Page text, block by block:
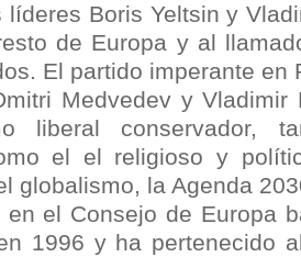
líderes Boris Yeltsin y
de Europa y al
El partido imperante en
Medvedev y
liberal conservador,
el el religioso y
globalismo, la Agenda
en el Consejo de Europa
1996 y ha pertenecido